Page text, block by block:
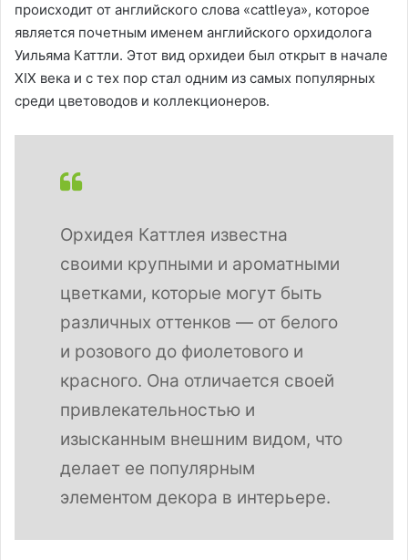
происходит от английского слова «cattleya», которое
является почетным именем английского орхидолога
Уильяма Каттли. Этот вид орхидеи был открыт в начале
XIX века и с тех пор стал одним из самых популярных
среди цветоводов и коллекционеров.
Орхидея Каттлея известна
своими крупными и ароматными
цветками, которые могут быть
различных оттенков — от белого
и розового до фиолетового и
красного. Она отличается своей
привлекательностью и
изысканным внешним видом, что
делает ее популярным
элементом декора в интерьере.